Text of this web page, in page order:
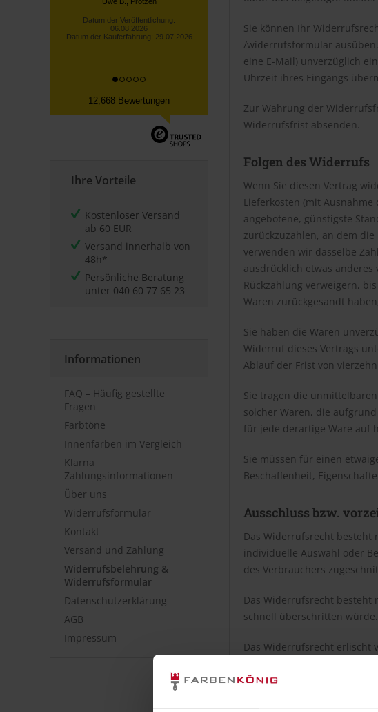
Datum der Veröffentlichung:
06.08.2026
Datum der Kauferfahrung: 26.07.2026
12,668 Bewertungen
Ihre Vorteile
Kostenloser Versand
ab 60 EUR
Versand innerhalb von
48h*
Persönliche Beratung
unter 040 60 77 65 23
Informationen
FAQ – Häufig gestellte
Fragen
Farbtöne
Innenfarben im Vergleich
Klarna
Zahlungsinformationen
Über uns
Widerrufsformular
Kontakt
Versand und Zahlung
Widerrufsbelehrung &
Widerrufsformular
Datenschutzerklärung
AGB
Impressum
Sie können Ihr
/widerrufsformular
eine E-Mail) unverzüglich
Uhrzeit ihres Eingangs
Zur Wahrung der
Widerrufsfrist absenden.
Folgen des Widerrufs
Wenn Sie diesen Vertrag
Lieferkosten (mit
angebotene, günstigste
zurückzuzahlen, an dem
verwenden wir dasselbe
ausdrücklich etwas
Rückzahlung verweigern,
Waren zurückgesandt
Sie haben die Waren
Widerruf dieses Vertrags
Ablauf der Frist von
Sie tragen die
solcher Waren, die
für jede derartige Ware auf
Sie müssen für einen
Beschaffenheit,
Ausschluss bzw.
Das Widerrufsrecht
individuelle Auswahl oder
des Verbrauchers
Das Widerrufsrecht besteht
schnell überschritten würde.
Das Widerrufsrecht erlischt
Das Widerrufsrecht